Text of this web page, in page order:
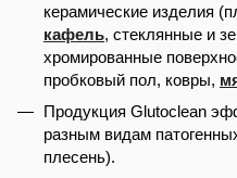
керамические изделия
кафель, стеклянные и
хромированные
пробковый пол, ковры,
Продукция Glutoclean
разным видам
плесень).